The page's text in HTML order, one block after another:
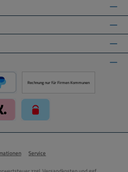
Später Bezahlen über PayPal
Rechnung nur für Firmen Kommunen
Service